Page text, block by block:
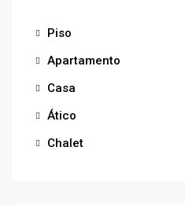
Piso
Apartamento
Casa
Ático
Chalet